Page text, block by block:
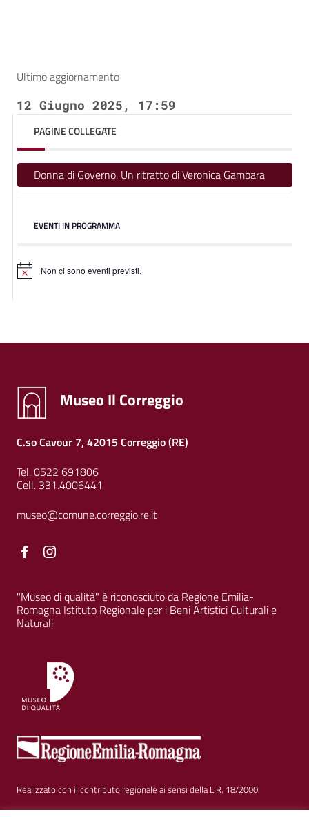
Ultimo aggiornamento
12 Giugno 2025, 17:59
PAGINE COLLEGATE
Donna di Governo. Un ritratto di Veronica Gambara
EVENTI IN PROGRAMMA
Non ci sono eventi previsti.
Museo Il Correggio
C.so Cavour 7, 42015 Correggio (RE)
Tel. 0522 691806
Cell. 331.4006441
museo@comune.correggio.re.it
Facebook
"Museo di qualità" è riconosciuto da Regione Emilia-
Romagna Istituto Regionale per i Beni Artistici Culturali e
Naturali
Realizzato con il contributo regionale ai sensi della L.R. 18/2000.